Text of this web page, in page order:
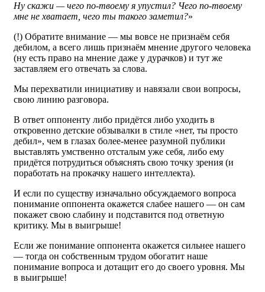
Ну скажи — чего по-твоему я упустил? Чего по-твоему
мне не хватает, чего ты такого заметил?»
(!) Обратите внимание — мы вовсе не признаём себя
дебилом, а всего лишь признаём мнение другого человека
(ну есть право на мнение даже у дурачков) и тут же
заставляем его отвечать за слова.
Мы перехватили инициативу и навязали свои вопросы,
свою линию разговора.
В ответ оппоненту либо придётся либо уходить в
откровенно детские обзывалки в стиле «нет, ты просто
дебил», чем в глазах более-менее разумной публики
выставлять умственно отсталым уже себя, либо ему
придётся потрудиться объяснять свою точку зрения (и
поработать на прокачку нашего интеллекта).
И если по существу изначально обсуждаемого вопроса
понимание оппонента окажется слабее нашего — он сам
покажет свою слабину и подставится под ответную
критику. Мы в выигрыше!
Если же понимание оппонента окажется сильнее нашего
— тогда он собственным трудом обогатит наше
понимание вопроса и дотащит его до своего уровня. Мы
в выигрыше!